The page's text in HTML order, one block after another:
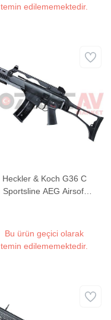
temin edilememektedir.
Heckler & Koch G36 C
Sportsline AEG Airsoft
Bu ürün geçici olarak
temin edilememektedir.